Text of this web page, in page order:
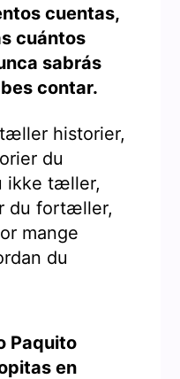
cuentas,
cuántos
sabrás
contar.
historier,
du
ikke tæller,
du fortæller,
mange
du
Paquito
en